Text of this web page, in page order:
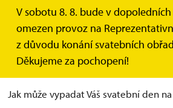
V sobotu 8. 8. bude v
omezen provoz na
z důvodu konání svatebních
Děkujeme za pochopení!
Zámek Vizovice Fotogalerie
Svatby
Jak může vypadat Váš svatební den